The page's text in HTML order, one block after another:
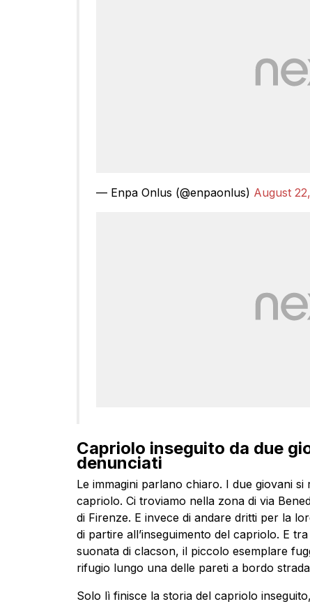
— Enpa Onlus (@enpaonlus) August
Capriolo inseguito da due
denunciati
Le immagini parlano chiaro. I due giovani
capriolo. Ci troviamo nella zona di via
di Firenze. E invece di andare dritti per la
di partire all’inseguimento del capriolo. E
suonata di clacson, il piccolo esemplare
rifugio lungo una delle pareti a bordo
Solo lì finisce la storia del capriolo